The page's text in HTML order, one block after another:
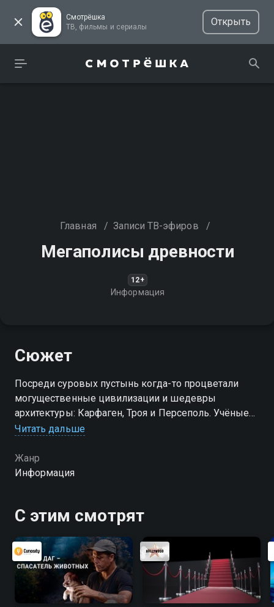
Смотрёшка
ТВ, фильмы и сериалы
Открыть
Главная / Записи ТВ-эфиров /
Мегаполисы древности
12+
Информация
Сюжет
Посреди суровых пустынь когда-то процветали
могущественные цивилизации и шедевры
архитектуры: Карфаген, Троя и Персеполь. Учёные
до сих пор разгадывают тайны этих древних
Читать дальше
Жанр
Информация
С этим смотрят